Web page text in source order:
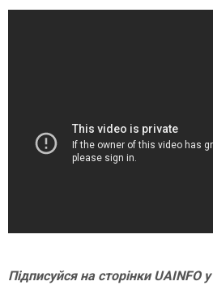
Підписуйся на сторінки UAINFO у